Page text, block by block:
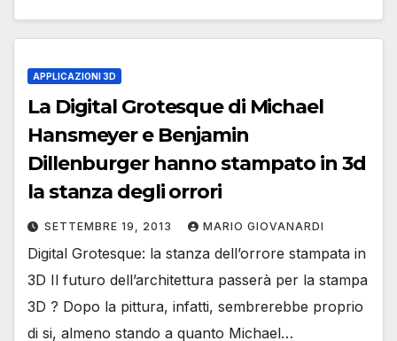
APPLICAZIONI 3D
La Digital Grotesque di Michael
Hansmeyer e Benjamin
Dillenburger hanno stampato in 3d
la stanza degli orrori
SETTEMBRE 19, 2013 MARIO GIOVANARDI
Digital Grotesque: la stanza dell’orrore stampata in
3D Il futuro dell’architettura passerà per la stampa
3D ? Dopo la pittura, infatti, sembrerebbe proprio
di si, almeno stando a quanto Michael…